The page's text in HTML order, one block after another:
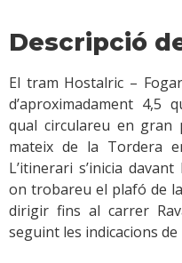
Descripció
El tram Hostalric –
d’aproximadament 4,5
qual circulareu en
mateix de la Tordera
L’itinerari s’inicia
on trobareu el plafó de
dirigir fins al carrer
seguint les indicacions